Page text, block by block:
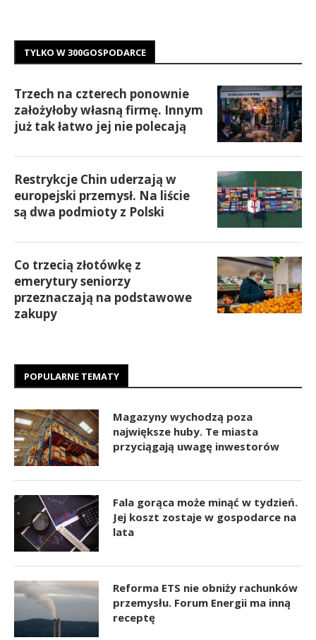
TYLKO W 300GOSPODARCE
Trzech na czterech ponownie
założyłoby własną firmę. Innym
już tak łatwo jej nie polecają
Restrykcje Chin uderzają w
europejski przemysł. Na liście
są dwa podmioty z Polski
Co trzecią złotówkę z
emerytury seniorzy
przeznaczają na podstawowe
zakupy
POPULARNE TEMATY
Magazyny wychodzą poza
największe huby. Te miasta
przyciągają uwagę inwestorów
Fala gorąca może minąć w tydzień.
Jej koszt zostaje w gospodarce na
lata
Reforma ETS nie obniży rachunków
przemysłu. Forum Energii ma inną
receptę